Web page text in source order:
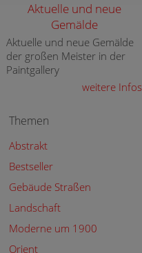
Aktuelle und neue
Gemälde
Aktuelle und neue Gemälde
der großen Meister in der
Paintgallery
weitere Infos
Themen
Abstrakt
Bestseller
Gebäude Straßen
Landschaft
Moderne um 1900
Orient